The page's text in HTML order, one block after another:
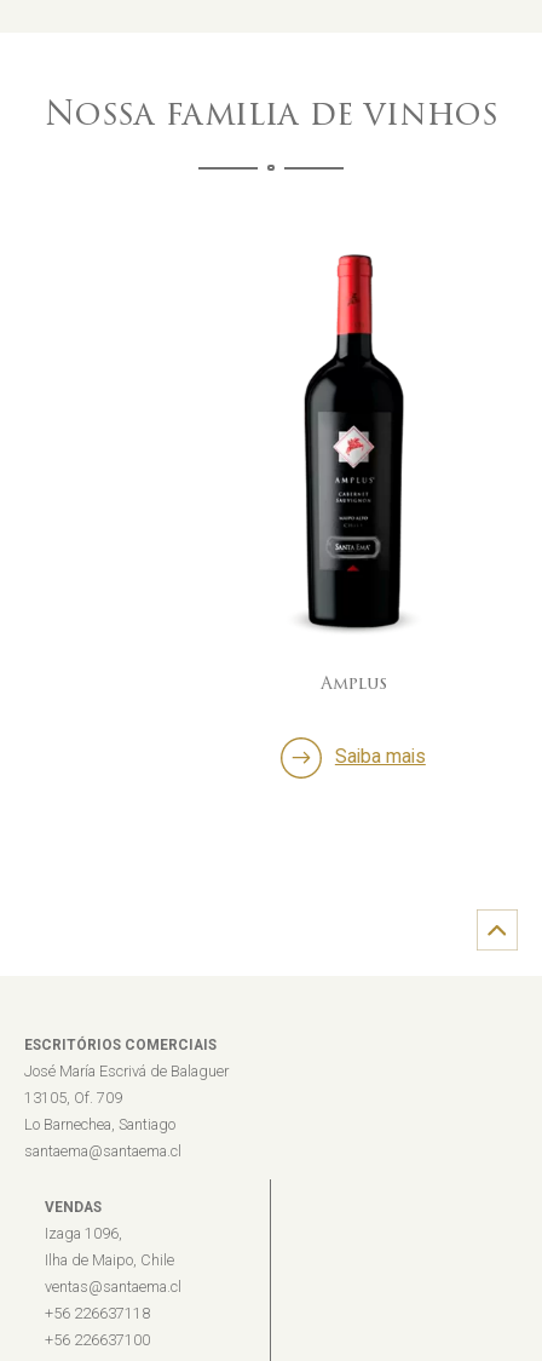
Nossa familia de vinhos
Saiba mais
ESCRITÓRIOS COMERCIAIS
José María Escrivá de Balaguer
13105, Of. 709
Lo Barnechea, Santiago
santaema@santaema.cl
VENDAS
Izaga 1096,
Ilha de Maipo, Chile
ventas@santaema.cl
+56 226637118
+56 226637100